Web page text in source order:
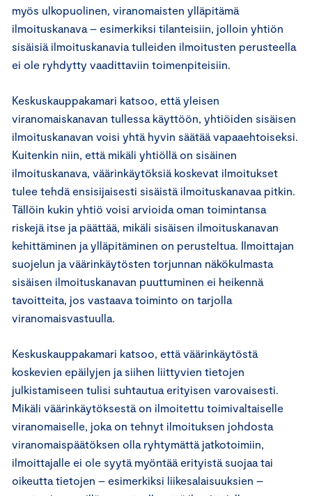
myös ulkopuolinen, viranomaisten ylläpitämä
ilmoituskanava – esimerkiksi tilanteisiin, jolloin yhtiön
sisäisiä ilmoituskanavia tulleiden ilmoitusten perusteella
ei ole ryhdytty vaadittaviin toimenpiteisiin.
Keskuskauppakamari katsoo, että yleisen
viranomaiskanavan tullessa käyttöön, yhtiöiden sisäisen
ilmoituskanavan voisi yhtä hyvin säätää vapaaehtoiseksi.
Kuitenkin niin, että mikäli yhtiöllä on sisäinen
ilmoituskanava, väärinkäytöksiä koskevat ilmoitukset
tulee tehdä ensisijaisesti sisäistä ilmoituskanavaa pitkin.
Tällöin kukin yhtiö voisi arvioida oman toimintansa
riskejä itse ja päättää, mikäli sisäisen ilmoituskanavan
kehittäminen ja ylläpitäminen on perusteltua. Ilmoittajan
suojelun ja väärinkäytösten torjunnan näkökulmasta
sisäisen ilmoituskanavan puuttuminen ei heikennä
tavoitteita, jos vastaava toiminto on tarjolla
viranomaisvastuulla.
Keskuskauppakamari katsoo, että väärinkäytöstä
koskevien epäilyjen ja siihen liittyvien tietojen
julkistamiseen tulisi suhtautua erityisen varovaisesti.
Mikäli väärinkäytöksestä on ilmoitettu toimivaltaiselle
viranomaiselle, joka on tehnyt ilmoituksen johdosta
viranomaispäätöksen olla ryhtymättä jatkotoimiin,
ilmoittajalle ei ole syytä myöntää erityistä suojaa tai
oikeutta tietojen – esimerkiksi liikesalaisuuksien –